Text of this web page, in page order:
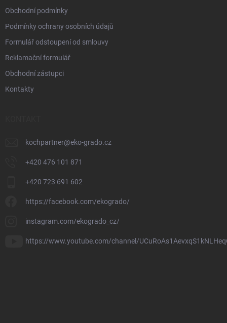
Obchodní podmínky
Podmínky ochrany osobních údajů
Formulář odstoupení od smlouvy
Reklamační formulář
Obchodní zástupci
Kontakty
kochpartner@eko-grado.cz
+420 476 101 871
+420 723 691 602
https://facebook.com/ekogrado/
instagram.com/ekogrado_cz/
https://www.youtube.com/channel/